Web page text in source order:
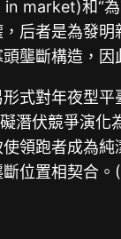
market)和“
后者是為發
壟斷構造，
式對年夜型
潛伏競爭演
領跑者成為
位置相契合。